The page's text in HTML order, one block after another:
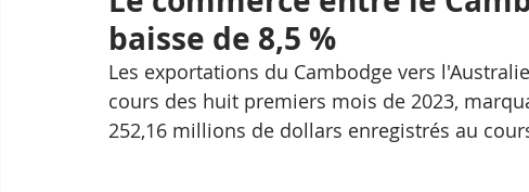
baisse de 8,5 %
Les exportations du Cambodge vers
cours des huit premiers mois de 2023,
252,16 millions de dollars enregistrés au